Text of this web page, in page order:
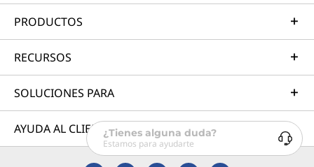
PRODUCTOS
RECURSOS
SOLUCIONES PARA
AYUDA AL CLIENTE¿Tienes alguna duda?
Estamos para ayudarte